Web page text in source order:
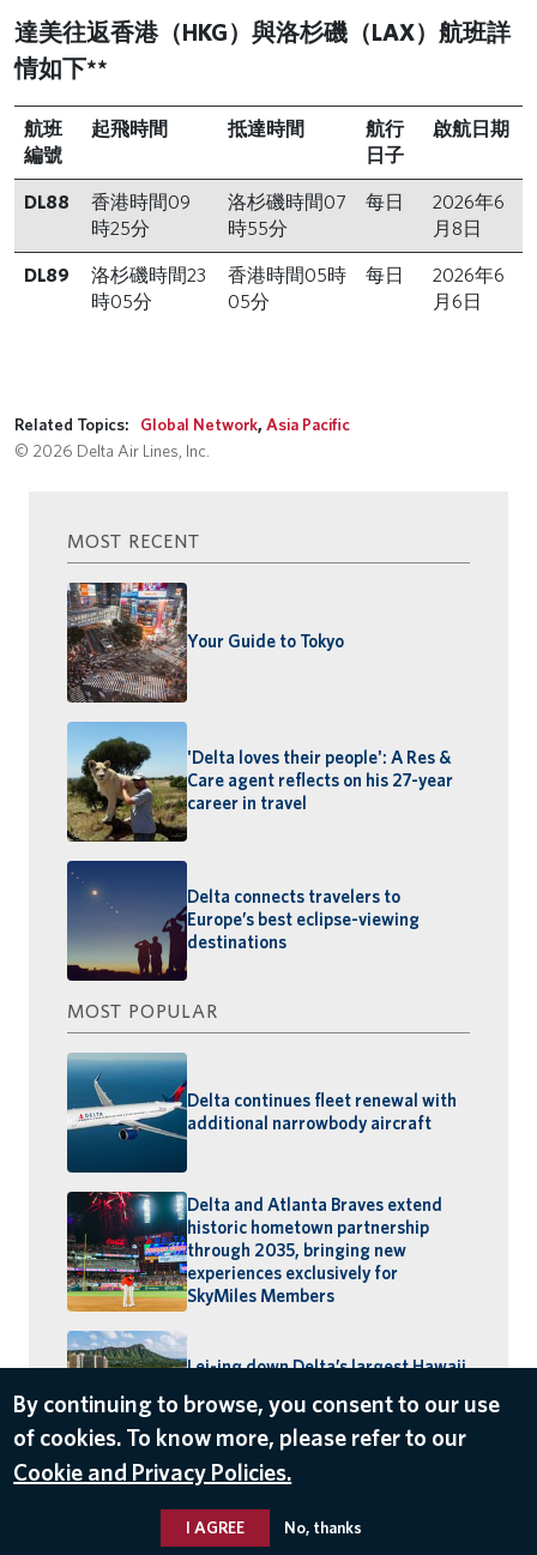
達美往返香港（HKG）與洛杉磯（LAX）航班詳
情如下**
航班
編號
起飛時間 抵達時間
航行
日子
啟航日期
DL88
香港時間09
時25分
洛杉磯時間07
時55分
每日
2026年6
月8日
DL89
洛杉磯時間23
時05分
香港時間05時
05分
每日
2026年6
月6日
Related Topics: Global Network,Asia Pacific
© 2026 Delta Air Lines, Inc.
MOST RECENT
Your Guide to Tokyo
'Delta loves their people': A Res &
Care agent reflects on his 27-year
career in travel
Delta connects travelers to
Europe’s best eclipse-viewing
destinations
MOST POPULAR
Delta continues fleet renewal with
additional narrowbody aircraft
Delta and Atlanta Braves extend
historic hometown partnership
through 2035, bringing new
experiences exclusively for
SkyMiles Members
Lei-ing down Delta’s largest Hawaii
schedule: MSP–Maui launches, BOS
–Honolulu returns
By continuing to browse, you consent to our use
of cookies. To know more, please refer to our
Cookie and Privacy Policies.
I AGREE No, thanks